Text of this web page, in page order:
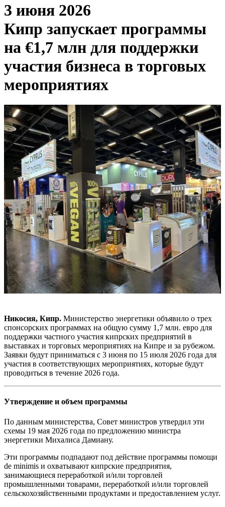
3 июня 2026
Кипр запускает программы
на €1,7 млн для поддержки
участия бизнеса в торговых
мероприятиях
Никосия, Кипр. Министерство энергетики объявило о трех
спонсорских программах на общую сумму 1,7 млн. евро для
поддержки частного участия кипрских предприятий в
выставках и торговых мероприятиях на Кипре и за рубежом.
Заявки будут приниматься с 3 июня по 15 июля 2026 года для
участия в соответствующих мероприятиях, которые будут
проводиться в течение 2026 года.
Утверждение и объем программы
По данным министерства, Совет министров утвердил эти
схемы 19 мая 2026 года по предложению министра
энергетики Михалиса Дамиану.
Эти программы подпадают под действие программы помощи
de minimis и охватывают кипрские предприятия,
занимающиеся переработкой и/или торговлей
промышленными товарами, переработкой и/или торговлей
сельскохозяйственными продуктами и предоставлением услуг.